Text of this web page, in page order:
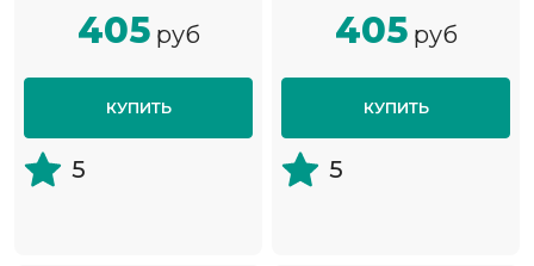
405руб
КУПИТЬ
5
405руб
КУПИТЬ
5